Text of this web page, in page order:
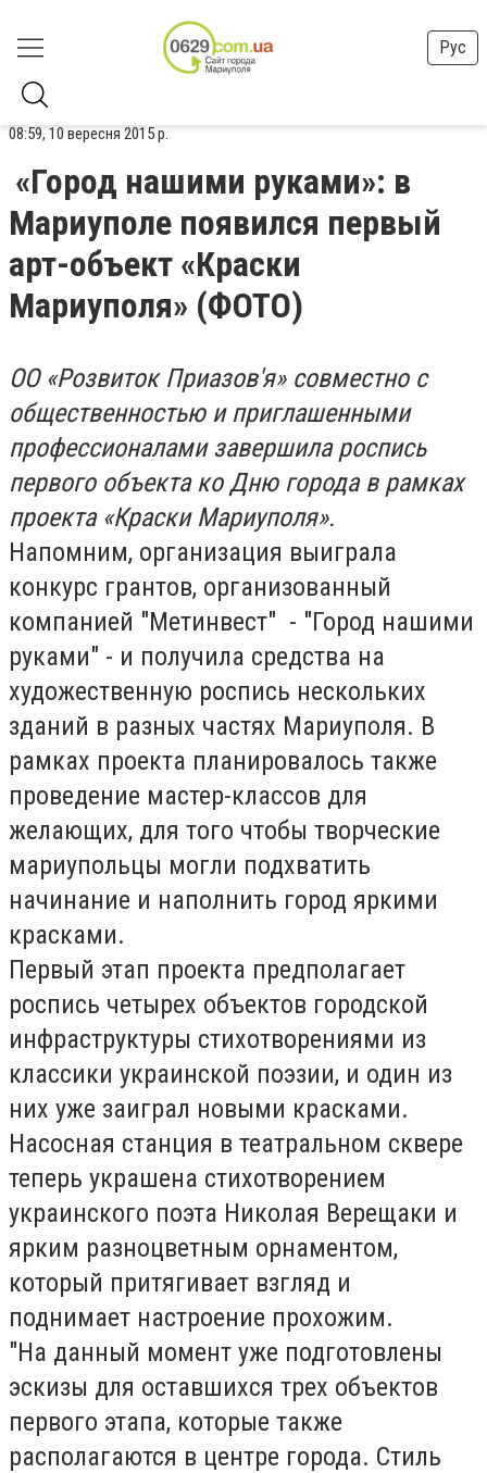
Рус
08:59, 10 вересня 2015 р.
«Город нашими руками»: в
Мариуполе появился первый
арт-объект «Краски
Мариуполя» (ФОТО)
ОО «Розвиток Приазов'я» совместно с
общественностью и приглашенными
профессионалами завершила роспись
первого объекта ко Дню города в рамках
проекта «Краски Мариуполя».
Напомним, организация выиграла
конкурс грантов, организованный
компанией "Метинвест" - "Город нашими
руками" - и получила средства на
художественную роспись нескольких
зданий в разных частях Мариуполя. В
рамках проекта планировалось также
проведение мастер-классов для
желающих, для того чтобы творческие
мариупольцы могли подхватить
начинание и наполнить город яркими
красками.
Первый этап проекта предполагает
роспись четырех объектов городской
инфраструктуры стихотворениями из
классики украинской поэзии, и один из
них уже заиграл новыми красками.
Насосная станция в театральном сквере
теперь украшена стихотворением
украинского поэта Николая Верещаки и
ярким разноцветным орнаментом,
который притягивает взгляд и
поднимает настроение прохожим.
"На данный момент уже подготовлены
эскизы для оставшихся трех объектов
первого этапа, которые также
располагаются в центре города. Стиль